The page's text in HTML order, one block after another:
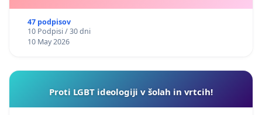
47 podpisov
10 Podpisi / 30 dni
10 May 2026
Proti LGBT ideologiji v šolah in vrtcih!